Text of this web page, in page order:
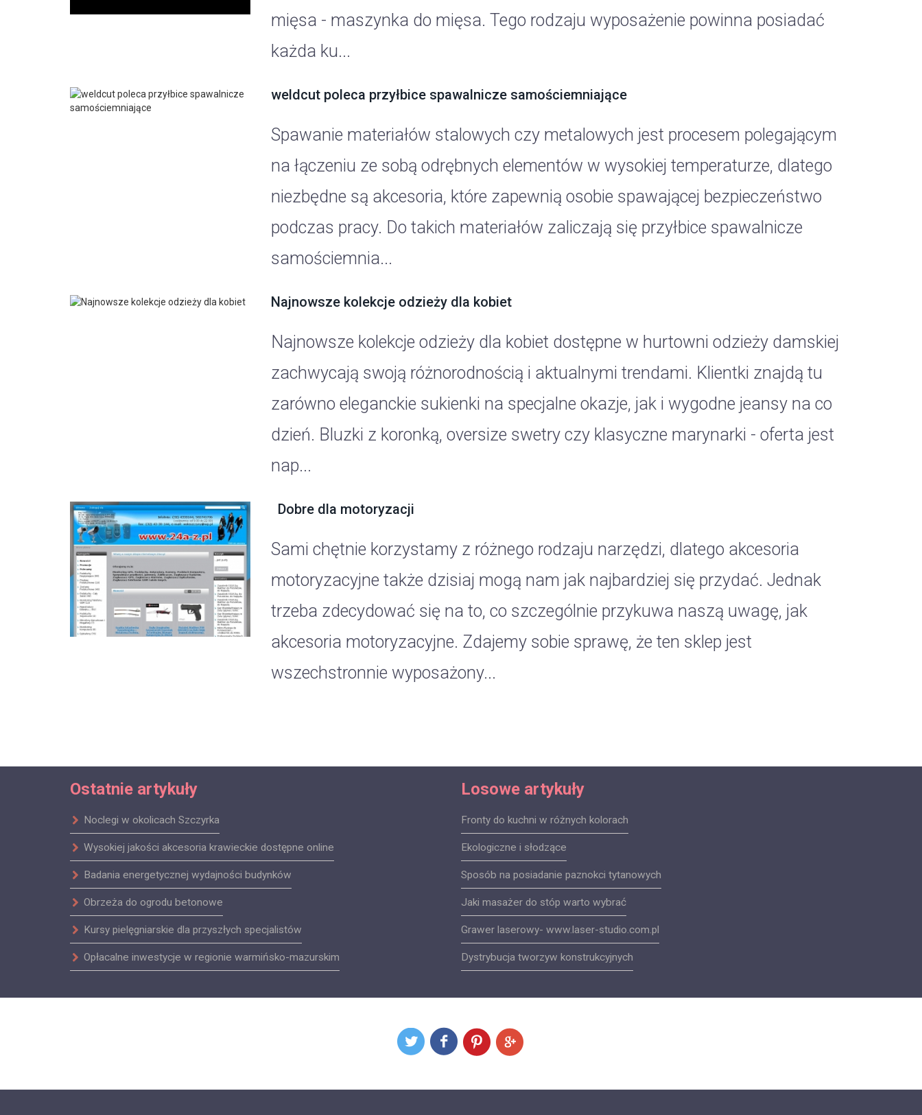
mięsa - maszynka do mięsa. Tego rodzaju wyposażenie powinna posiadać
każda ku...
weldcut poleca przyłbice spawalnicze samościemniające
Spawanie materiałów stalowych czy metalowych jest procesem polegającym
na łączeniu ze sobą odrębnych elementów w wysokiej temperaturze, dlatego
niezbędne są akcesoria, które zapewnią osobie spawającej bezpieczeństwo
podczas pracy. Do takich materiałów zaliczają się przyłbice spawalnicze
samościemnia...
Najnowsze kolekcje odzieży dla kobiet
Najnowsze kolekcje odzieży dla kobiet dostępne w hurtowni odzieży damskiej
zachwycają swoją różnorodnością i aktualnymi trendami. Klientki znajdą tu
zarówno eleganckie sukienki na specjalne okazje, jak i wygodne jeansy na co
dzień. Bluzki z koronką, oversize swetry czy klasyczne marynarki - oferta jest
nap...
Dobre dla motoryzacji
Sami chętnie korzystamy z różnego rodzaju narzędzi, dlatego akcesoria
motoryzacyjne także dzisiaj mogą nam jak najbardziej się przydać. Jednak
trzeba zdecydować się na to, co szczególnie przykuwa naszą uwagę, jak
akcesoria motoryzacyjne. Zdajemy sobie sprawę, że ten sklep jest
wszechstronnie wyposażony...
Ostatnie artykuły
Noclegi w okolicach Szczyrka
Wysokiej jakości akcesoria krawieckie dostępne online
Badania energetycznej wydajności budynków
Obrzeża do ogrodu betonowe
Kursy pielęgniarskie dla przyszłych specjalistów
Opłacalne inwestycje w regionie warmińsko-mazurskim
Losowe artykuły
Fronty do kuchni w różnych kolorach
Ekologiczne i słodzące
Sposób na posiadanie paznokci tytanowych
Jaki masażer do stóp warto wybrać
Grawer laserowy- www.laser-studio.com.pl
Dystrybucja tworzyw konstrukcyjnych